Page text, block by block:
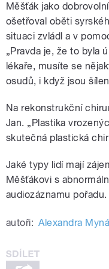
Měšťák jako
ošetřoval oběti
situaci zvládl a v
„Pravda je, že to byla
lékaře, musíte se
osudů, i když jsou
Na rekonstrukční
Jan. „Plastika
skutečná plastická
Jaké typy lidí mají
Měšťákovi s
audiozáznamu pořadu.
autoři: Alexandra